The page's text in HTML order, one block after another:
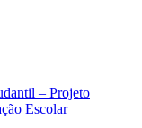
– Projeto
Escolar